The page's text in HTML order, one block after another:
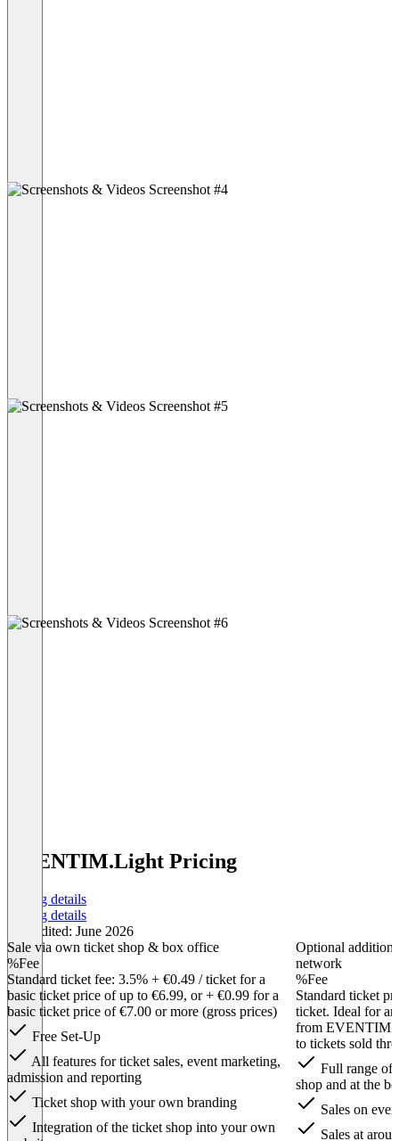
EVENTIM.Light Pricing
Pricing details
Pricing details
Last edited: June 2026
Sale via own ticket shop & box office
%Fee
Standard ticket fee: 3.5% + €0.49 / ticket for a
basic ticket price of up to €6.99, or + €0.99 for a
basic ticket price of €7.00 or more (gross prices)
Free Set-Up
All features for ticket sales, event marketing,
admission and reporting
Ticket shop with your own branding
Integration of the ticket shop into your own
Optional
network
%Fee
Standard ticket
ticket. Ideal for
from
to tickets sold
Full range of
shop and at the
Sales on
Sales at